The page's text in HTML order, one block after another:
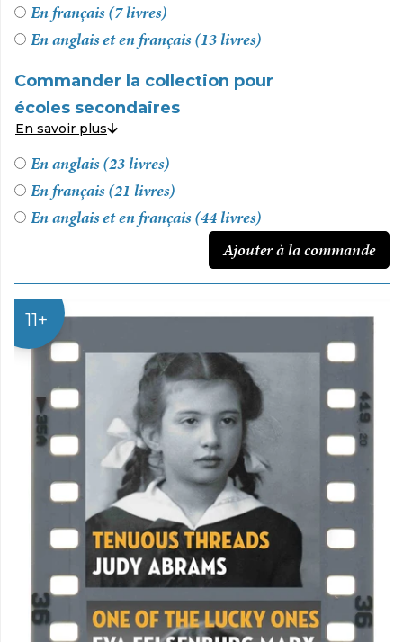
En français (7 livres)
En anglais et en français (13 livres)
Commander la collection pour
écoles secondaires
En savoir plus
En anglais (23 livres)
En français (21 livres)
En anglais et en français (44 livres)
Ajouter à la commande
11+